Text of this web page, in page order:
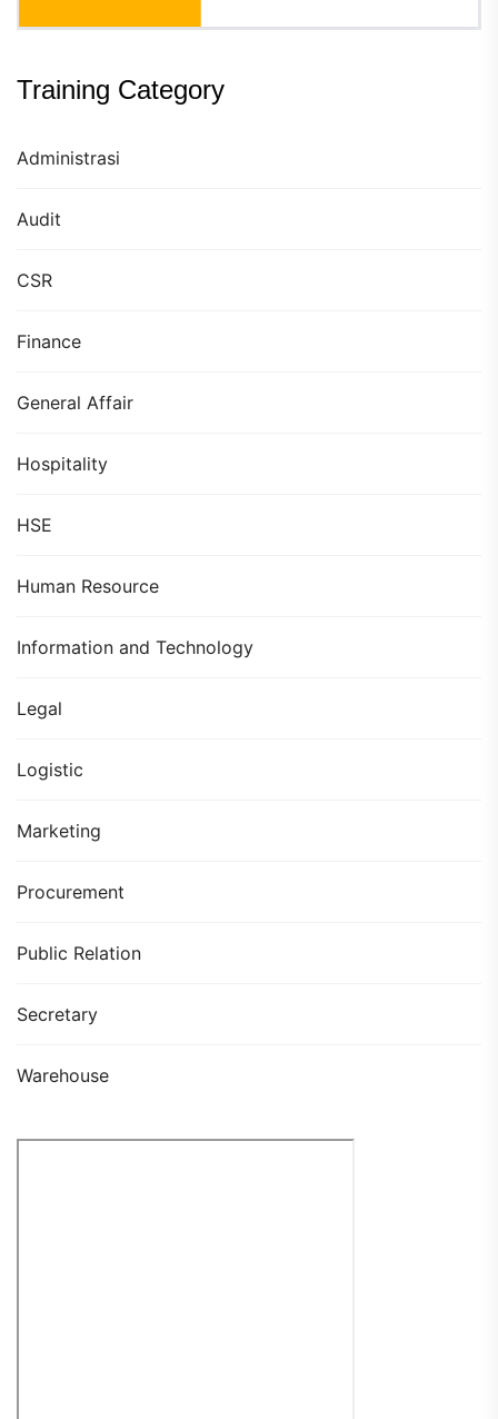
Training Category
Administrasi
Audit
CSR
Finance
General Affair
Hospitality
HSE
Human Resource
Information and Technology
Legal
Logistic
Marketing
Procurement
Public Relation
Secretary
Warehouse